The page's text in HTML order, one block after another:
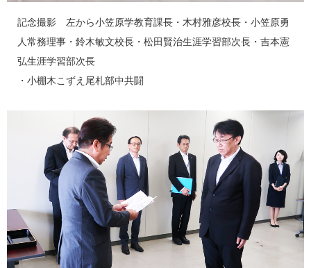
記念撮影 左から小笠原学教育課長・木村雅彦校長・小笠原勇
人常務理事・鈴木敏文校長・松田賢治生涯学習部次長・吉本憲
弘生涯学習部次長
・小棚木こずえ尾札部中共闘